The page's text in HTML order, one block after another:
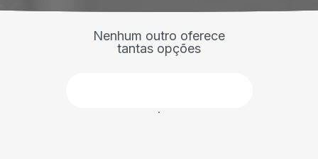
Nenhum outro oferece
tantas opções